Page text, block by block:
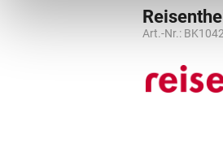
Art.-Nr.: